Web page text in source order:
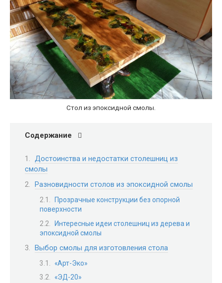
Стол из эпоксидной смолы.
Содержание
Достоинства и недостатки столешниц из
смолы
Разновидности столов из эпоксидной смолы
Прозрачные конструкции без опорной
поверхности
Интересные идеи столешниц из дерева и
эпоксидной смолы
Выбор смолы для изготовления стола
«Арт-Эко»
«ЭД-20»